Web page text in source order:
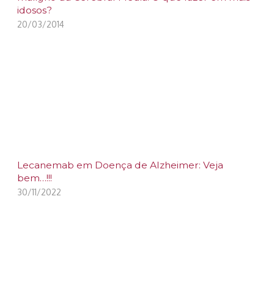
idosos?
20/03/2014
Lecanemab em Doença de Alzheimer: Veja
bem…!!!
30/11/2022